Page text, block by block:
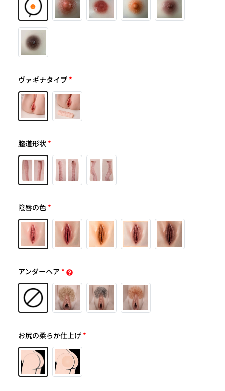
ヴァギナタイプ*
膣道形状*
陰唇の色*
アンダーヘア *
お尻の柔らか仕上げ*